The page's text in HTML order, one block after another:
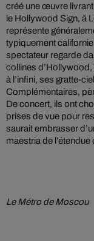
créé une œuvre livrant
le Hollywood Sign, à
représente
typiquement
spectateur regarde
collines d’Hollywood,
à l’infini, ses gratte-
Complémentaires,
De concert, ils ont
prises de vue pour
saurait embrasser
maestria de l’étendue
Le Métro de Moscou